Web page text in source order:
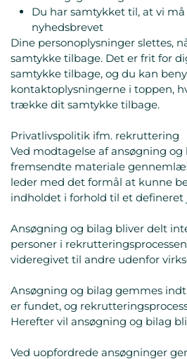
Du har samtykket til, at vi
nyhedsbrevet
Dine personoplysninger slettes,
samtykke tilbage. Det er frit for
samtykke tilbage, og du kan
kontaktoplysningerne i toppen,
trække dit samtykke tilbage.
Privatlivspolitik ifm. rekruttering
Ved modtagelse af ansøgning
fremsendte materiale
leder med det formål at kunne
indholdet i forhold til et defineret
Ansøgning og bilag bliver delt
personer i
videregivet til andre udenfor
Ansøgning og bilag gemmes
er fundet, og
Herefter vil ansøgning og bilag
Ved uopfordrede ansøgninger